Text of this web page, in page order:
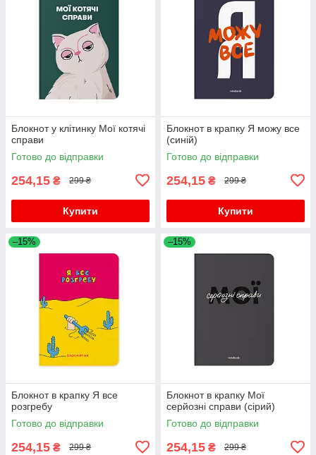
Блокнот у клітинку Мої котячі
справи
Готово до відправки
254,15 ₴ 299 ₴
Купити
Блокнот в крапку Я можу все
(синій)
Готово до відправки
254,15 ₴ 299 ₴
Купити
–15%
Блокнот в крапку Я все
розгребу
Готово до відправки
254,15 ₴ 299 ₴
–15%
Блокнот в крапку Мої
серйозні справи (сірий)
Готово до відправки
254,15 ₴ 299 ₴